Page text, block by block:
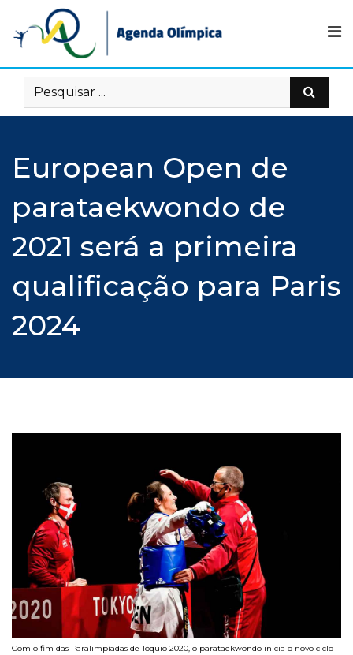
content
European Open de
parataekwondo de
2021 será a primeira
qualificação para Paris
2024
Com o fim das Paralimpíadas de Tóquio 2020, o parataekwondo inicia o novo ciclo